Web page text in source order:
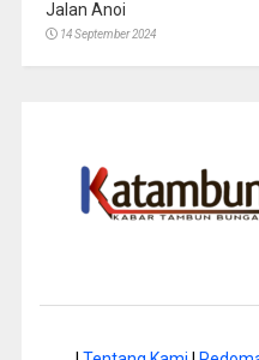
Jalan Anoi
14 September 2024